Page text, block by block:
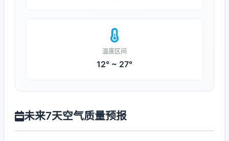
温度区间
12° ~ 27°
未来7天空气质量预报